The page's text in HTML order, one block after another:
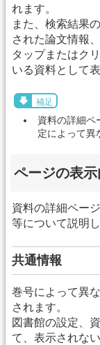
れます。
また、検索結果
された論文情報
タップまたはク
いる資料として
補足
資料の詳細ペ
定によって異
ページの表
資料の詳細ペー
等について説明し
共通情報
巻号によって異
されます。
図書館の設定、
て、表示されな